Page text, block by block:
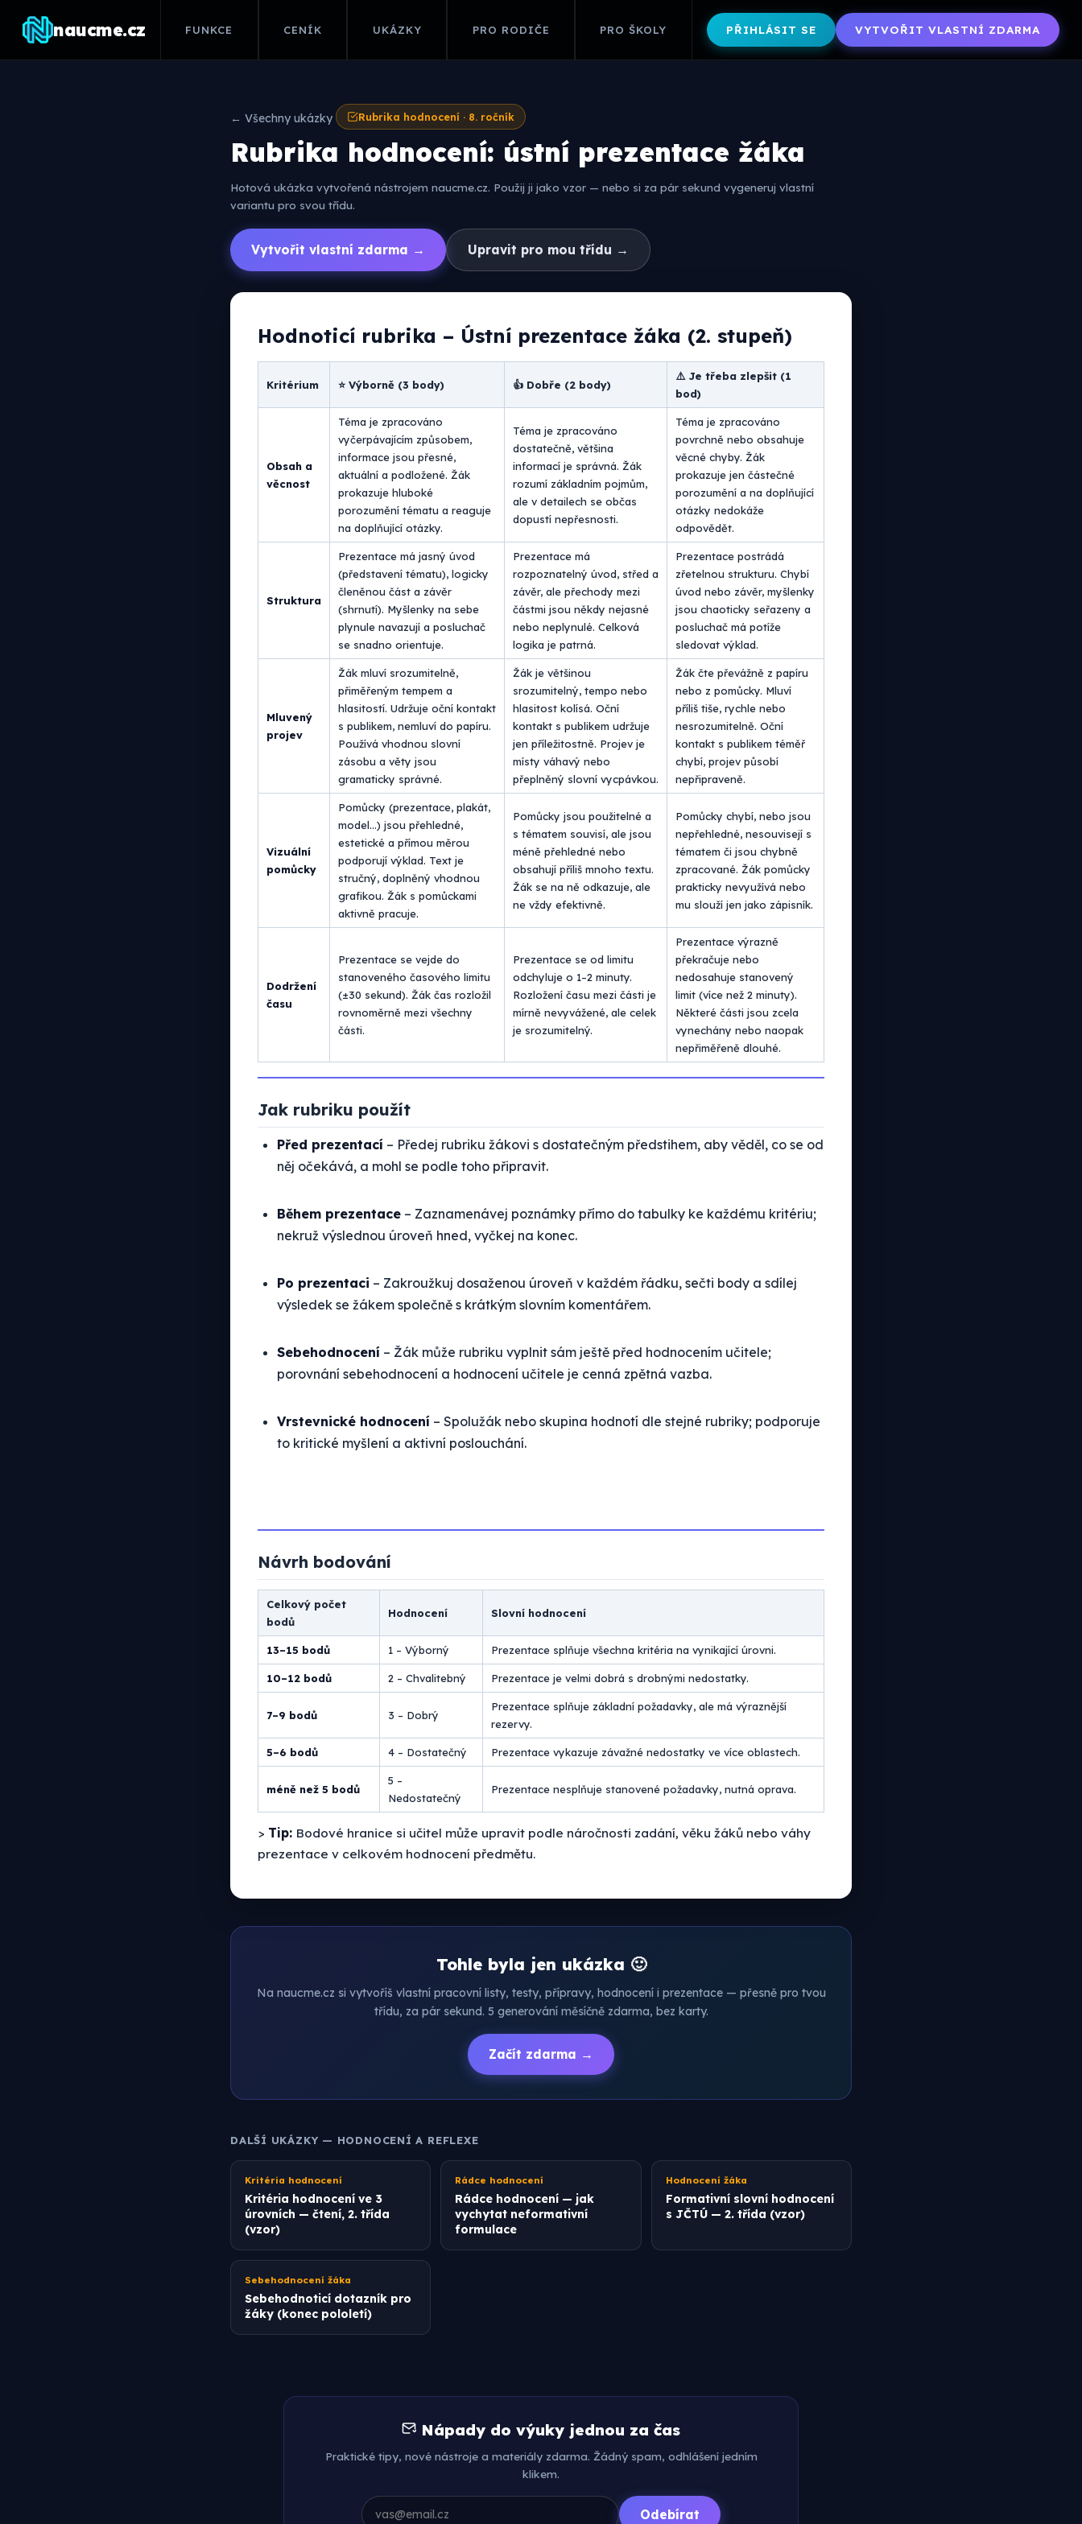
naucme.cz FUNKCE CENÍK UKÁZKY PRO RODIČE PRO ŠKOLY PŘIHLÁSIT SE VYTVOŘIT VLASTNÍ ZDARMA
← Všechny ukázky Rubrika hodnocení · 8. ročník
Rubrika hodnocení: ústní prezentace žáka
Hotová ukázka vytvořená nástrojem naucme.cz. Použij ji jako vzor — nebo si za pár sekund vygeneruj vlastní
variantu pro svou třídu.
Vytvořit vlastní zdarma → Upravit pro mou třídu →
Hodnoticí rubrika – Ústní prezentace žáka (2. stupeň)
Kritérium ⭐ Výborně (3 body) 👍 Dobře (2 body)
⚠️ Je třeba zlepšit (1
bod)
Obsah a
věcnost
Téma je zpracováno
vyčerpávajícím způsobem,
informace jsou přesné,
aktuální a podložené. Žák
prokazuje hluboké
porozumění tématu a reaguje
na doplňující otázky.
Téma je zpracováno
dostatečně, většina
informací je správná. Žák
rozumí základním pojmům,
ale v detailech se občas
dopustí nepřesnosti.
Téma je zpracováno
povrchně nebo obsahuje
věcné chyby. Žák
prokazuje jen částečné
porozumění a na doplňující
otázky nedokáže
odpovědět.
Struktura
Prezentace má jasný úvod
(představení tématu), logicky
členěnou část a závěr
(shrnutí). Myšlenky na sebe
plynule navazují a posluchač
se snadno orientuje.
Prezentace má
rozpoznatelný úvod, střed a
závěr, ale přechody mezi
částmi jsou někdy nejasné
nebo neplynulé. Celková
logika je patrná.
Prezentace postrádá
zřetelnou strukturu. Chybí
úvod nebo závěr, myšlenky
jsou chaoticky seřazeny a
posluchač má potíže
sledovat výklad.
Mluvený
projev
Žák mluví srozumitelně,
přiměřeným tempem a
hlasitostí. Udržuje oční kontakt
s publikem, nemluví do papíru.
Používá vhodnou slovní
zásobu a věty jsou
gramaticky správné.
Žák je většinou
srozumitelný, tempo nebo
hlasitost kolísá. Oční
kontakt s publikem udržuje
jen příležitostně. Projev je
místy váhavý nebo
přeplněný slovní vycpávkou.
Žák čte převážně z papíru
nebo z pomůcky. Mluví
příliš tiše, rychle nebo
nesrozumitelně. Oční
kontakt s publikem téměř
chybí, projev působí
nepřipraveně.
Vizuální
pomůcky
Pomůcky (prezentace, plakát,
model…) jsou přehledné,
estetické a přímou měrou
podporují výklad. Text je
stručný, doplněný vhodnou
grafikou. Žák s pomůckami
aktivně pracuje.
Pomůcky jsou použitelné a
s tématem souvisí, ale jsou
méně přehledné nebo
obsahují příliš mnoho textu.
Žák se na ně odkazuje, ale
ne vždy efektivně.
Pomůcky chybí, nebo jsou
nepřehledné, nesouvisejí s
tématem či jsou chybně
zpracované. Žák pomůcky
prakticky nevyužívá nebo
mu slouží jen jako zápisník.
Dodržení
času
Prezentace se vejde do
stanoveného časového limitu
(±30 sekund). Žák čas rozložil
rovnoměrně mezi všechny
části.
Prezentace se od limitu
odchyluje o 1–2 minuty.
Rozložení času mezi části je
mírně nevyvážené, ale celek
je srozumitelný.
Prezentace výrazně
překračuje nebo
nedosahuje stanovený
limit (více než 2 minuty).
Některé části jsou zcela
vynechány nebo naopak
nepřiměřeně dlouhé.
Jak rubriku použít
Před prezentací – Předej rubriku žákovi s dostatečným předstihem, aby věděl, co se od
něj očekává, a mohl se podle toho připravit.
Během prezentace – Zaznamenávej poznámky přímo do tabulky ke každému kritériu;
nekruž výslednou úroveň hned, vyčkej na konec.
Po prezentaci – Zakroužkuj dosaženou úroveň v každém řádku, sečti body a sdílej
výsledek se žákem společně s krátkým slovním komentářem.
Sebehodnocení – Žák může rubriku vyplnit sám ještě před hodnocením učitele;
porovnání sebehodnocení a hodnocení učitele je cenná zpětná vazba.
Vrstevnické hodnocení – Spolužák nebo skupina hodnotí dle stejné rubriky; podporuje
to kritické myšlení a aktivní poslouchání.
Návrh bodování
Celkový počet
bodů
Hodnocení Slovní hodnocení
13–15 bodů 1 – Výborný Prezentace splňuje všechna kritéria na vynikající úrovni.
10–12 bodů 2 – Chvalitebný Prezentace je velmi dobrá s drobnými nedostatky.
7–9 bodů 3 – Dobrý
Prezentace splňuje základní požadavky, ale má výraznější
rezervy.
5–6 bodů 4 – Dostatečný Prezentace vykazuje závažné nedostatky ve více oblastech.
méně než 5 bodů
5 –
Nedostatečný
Prezentace nesplňuje stanovené požadavky, nutná oprava.
> Tip: Bodové hranice si učitel může upravit podle náročnosti zadání, věku žáků nebo váhy
prezentace v celkovém hodnocení předmětu.
Tohle byla jen ukázka 🙂
Na naucme.cz si vytvoříš vlastní pracovní listy, testy, přípravy, hodnocení i prezentace — přesně pro tvou
třídu, za pár sekund. 5 generování měsíčně zdarma, bez karty.
Začít zdarma →
DALŠÍ UKÁZKY — HODNOCENÍ A REFLEXE
Kritéria hodnocení
Kritéria hodnocení ve 3
úrovních — čtení, 2. třída
(vzor)
Rádce hodnocení
Rádce hodnocení — jak
vychytat neformativní
formulace
Hodnocení žáka
Formativní slovní hodnocení
s JČTÚ — 2. třída (vzor)
Sebehodnocení žáka
Sebehodnoticí dotazník pro
žáky (konec pololetí)
Nápady do výuky jednou za čas
Praktické tipy, nové nástroje a materiály zdarma. Žádný spam, odhlášení jedním
klikem.
Odebírat